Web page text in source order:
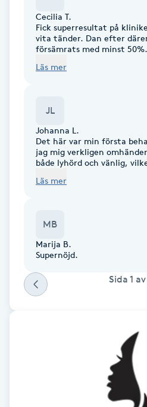
Föning
Gellack
Gellack med förstärkning
Gravidyoga
Gruppträning
Gua Sha-massage
H
Cecilia T.
Fick superresultat på
vita tänder. Dan efter
försämrats med minst
fick. Men nånting gick ju
Läs mer
JL
Johanna L.
Det här var min första
jag mig verkligen
både lyhörd och vänlig,
förmåga att skapa en trygg
Läs mer
MB
Marija B.
Supernöjd.
Sida 1 av